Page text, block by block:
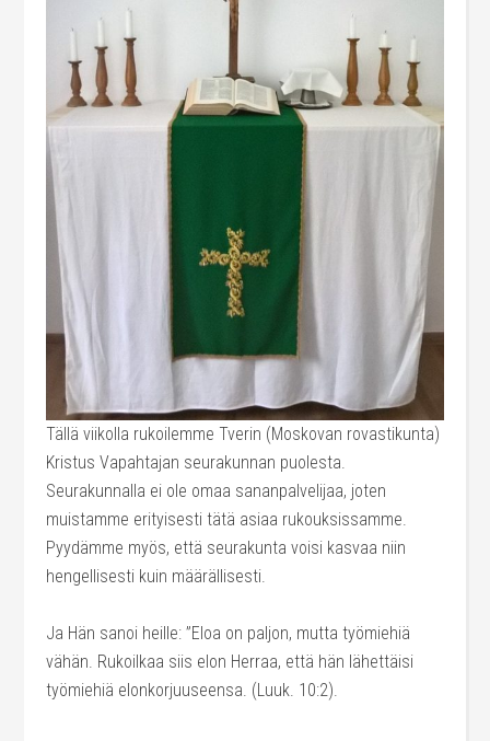
Tällä viikolla rukoilemme Tverin (Moskovan rovastikunta)
Kristus Vapahtajan seurakunnan puolesta.
Seurakunnalla ei ole omaa sananpalvelijaa, joten
muistamme erityisesti tätä asiaa rukouksissamme.
Pyydämme myös, että seurakunta voisi kasvaa niin
hengellisesti kuin määrällisesti.
Ja Hän sanoi heille: ”Eloa on paljon, mutta työmiehiä
vähän. Rukoilkaa siis elon Herraa, että hän lähettäisi
työmiehiä elonkorjuuseensa. (Luuk. 10:2).